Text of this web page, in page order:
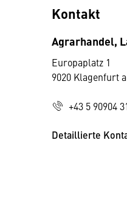
Kontakt
Agrarhandel,
Europaplatz 1
9020 Klagenfurt
+43 5 90904
Detaillierte